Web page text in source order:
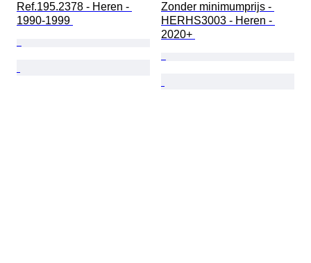
Ref.195.2378 - Heren -
1990-1999
Zonder minimumprijs -
HERHS3003 - Heren -
2020+